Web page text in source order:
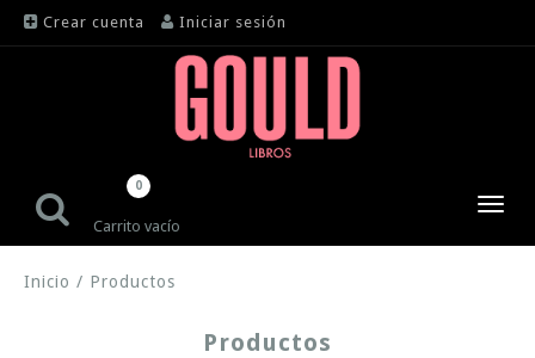
Crear cuenta Iniciar sesión
Carrito vacío
0
Inicio / Productos
Productos